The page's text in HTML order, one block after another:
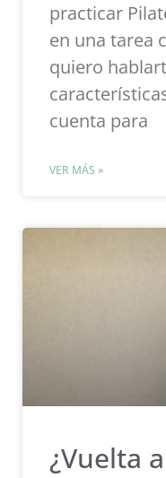
practicar
en una tarea
quiero
cuenta para
VER MÁS »
¿Vuelta